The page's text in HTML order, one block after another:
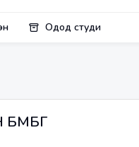
Одод студи